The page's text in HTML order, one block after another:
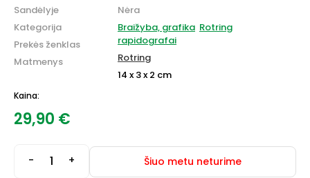
Sandėlyje
Kategorija
Prekės ženklas
Matmenys
Nėra
Braižyba, grafika Rotring
rapidografai
Rotring
14 x 3 x 2 cm
Kaina:
29,90 €
- + Šiuo metu neturime